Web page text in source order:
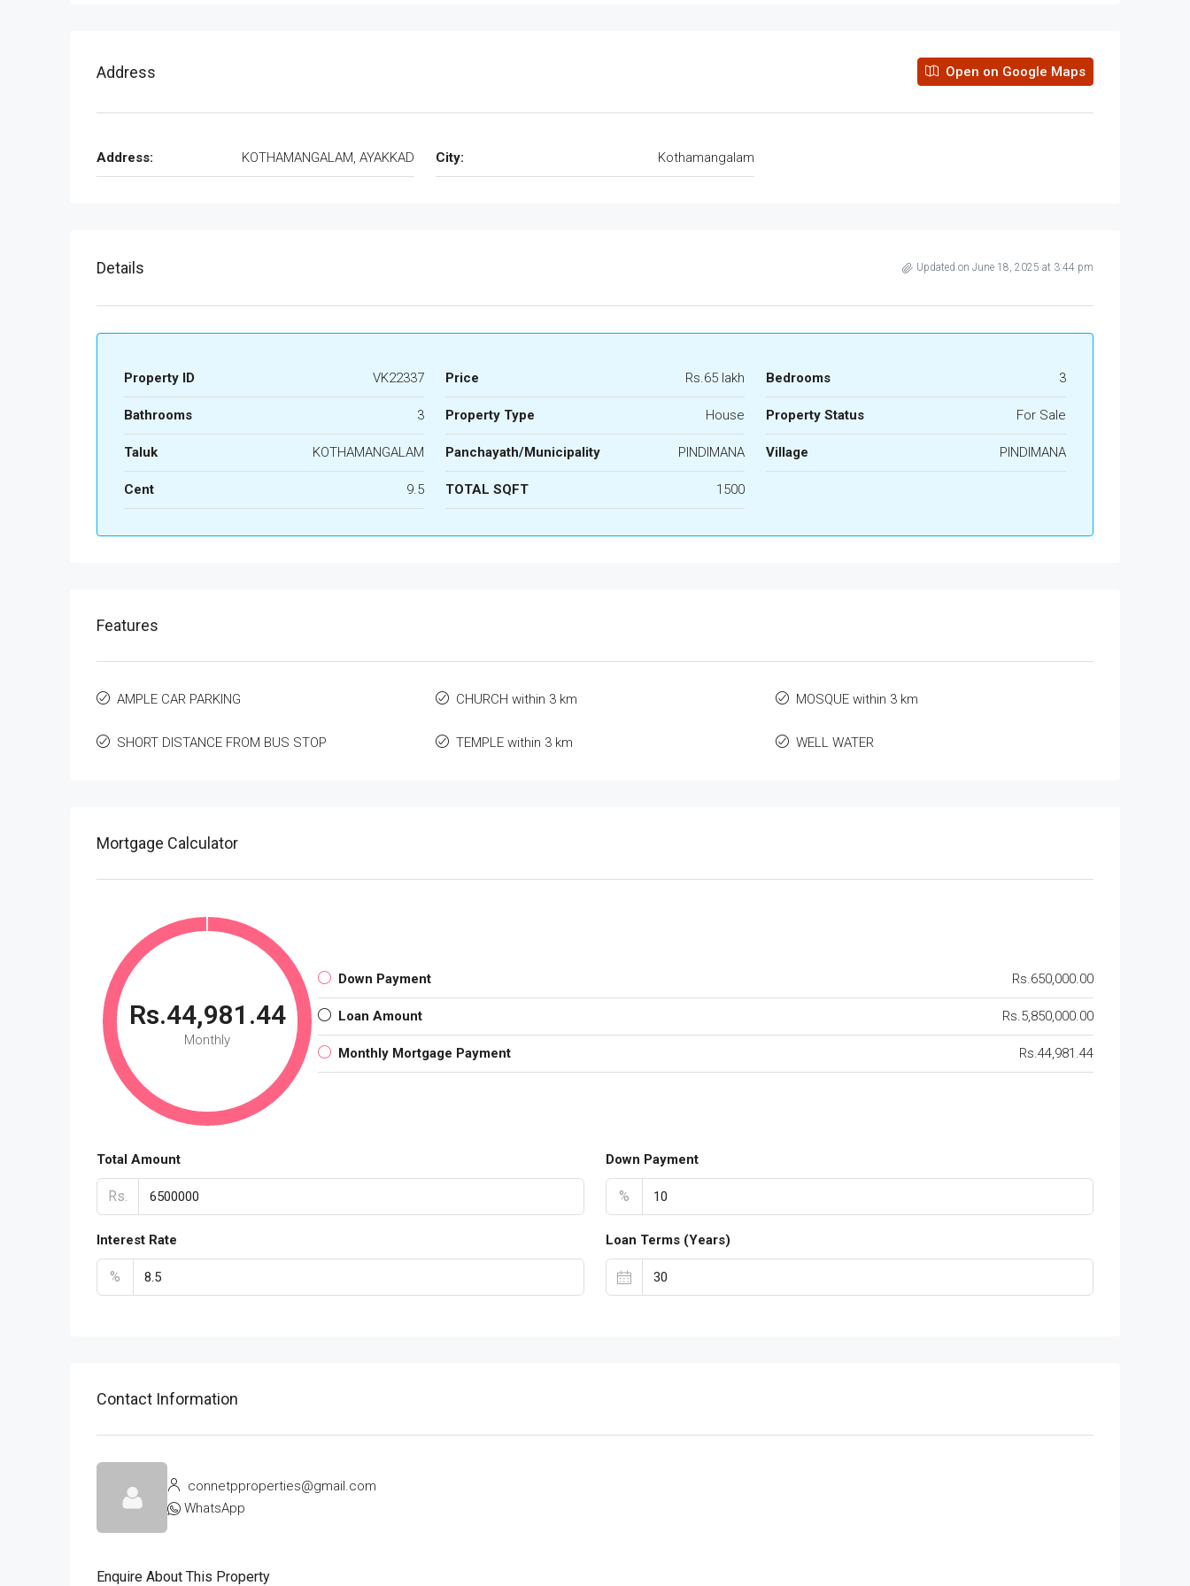
Address Open on Google Maps
Address: KOTHAMANGALAM, AYAKKAD City: Kothamangalam
Details Updated on June 18, 2025 at 3:44 pm
Property ID VK22337 Price Rs.65 lakh Bedrooms 3
Bathrooms 3 Property Type House Property Status For Sale
Taluk KOTHAMANGALAM Panchayath/Municipality PINDIMANA Village PINDIMANA
Cent 9.5 TOTAL SQFT 1500
Features
AMPLE CAR PARKING CHURCH within 3 km MOSQUE within 3 km
SHORT DISTANCE FROM BUS STOP TEMPLE within 3 km WELL WATER
Mortgage Calculator
Rs.44,981.44
Monthly
Down Payment Rs.650,000.00
Loan Amount Rs.5,850,000.00
Monthly Mortgage Payment Rs.44,981.44
Total Amount
Rs.
Down Payment
%
Interest Rate
%
Loan Terms (Years)
Contact Information
connetpproperties@gmail.com
WhatsApp
Enquire About This Property